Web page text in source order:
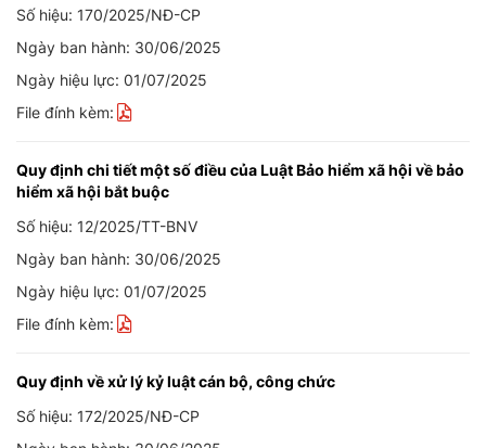
Số hiệu: 170/2025/NĐ-CP
Ngày ban hành: 30/06/2025
Ngày hiệu lực: 01/07/2025
File đính kèm:
Quy định chi tiết một số điều của Luật Bảo hiểm xã hội về bảo
hiểm xã hội bắt buộc
Số hiệu: 12/2025/TT-BNV
Ngày ban hành: 30/06/2025
Ngày hiệu lực: 01/07/2025
File đính kèm:
Quy định về xử lý kỷ luật cán bộ, công chức
Số hiệu: 172/2025/NĐ-CP